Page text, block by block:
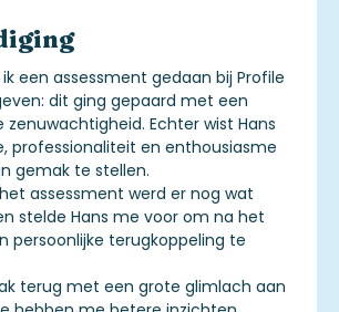
ik een assessment gedaan bij Profile
dit ging gepaard met een
zenuwachtigheid. Echter wist Hans
professionaliteit en enthousiasme
gemak te stellen.
assessment werd er nog wat
stelde Hans me voor om na het
persoonlijke terugkoppeling te
terug met een grote glimlach aan